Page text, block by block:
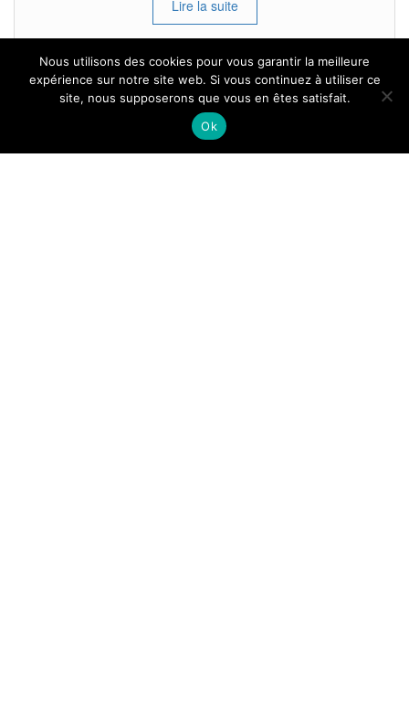
Lire la suite
Tous droits reservés.
Nous utilisons des cookies pour vous garantir la meilleure
expérience sur notre site web. Si vous continuez à utiliser ce
site, nous supposerons que vous en êtes satisfait.
Ok